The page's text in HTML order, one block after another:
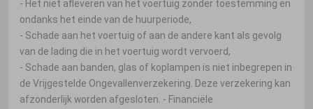
- Het niet afleveren van het voertuig zonder toestemming en
ondanks het einde van de huurperiode,
- Schade aan het voertuig of aan de andere kant als gevolg
van de lading die in het voertuig wordt vervoerd,
- Schade aan banden, glas of koplampen is niet inbegrepen in
de Vrijgestelde Ongevallenverzekering. Deze verzekering kan
afzonderlijk worden afgesloten. - Financiële